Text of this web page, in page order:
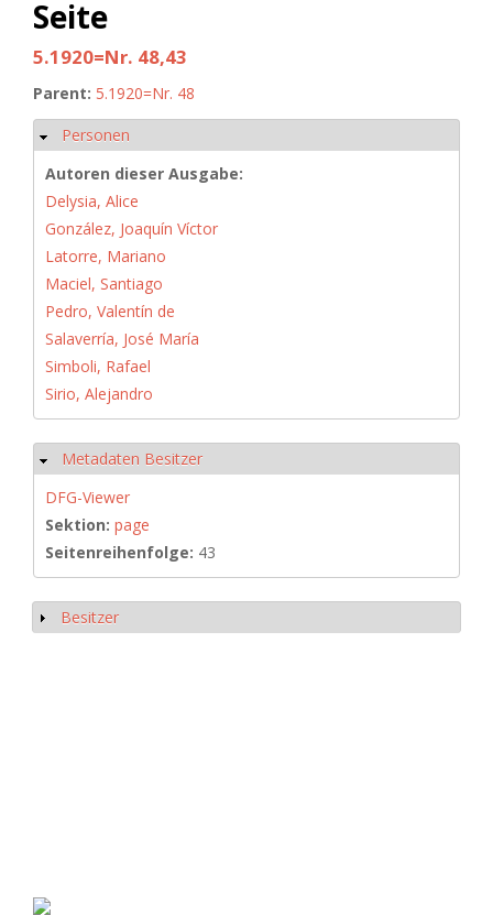
Seite
5.1920=Nr. 48,43
Parent: 5.1920=Nr. 48
Hide
Personen
Autoren dieser Ausgabe:
Delysia, Alice
González, Joaquín Víctor
Latorre, Mariano
Maciel, Santiago
Pedro, Valentín de
Salaverría, José María
Simboli, Rafael
Sirio, Alejandro
Hide
Metadaten Besitzer
DFG-Viewer
Sektion: page
Seitenreihenfolge: 43
Show
Besitzer